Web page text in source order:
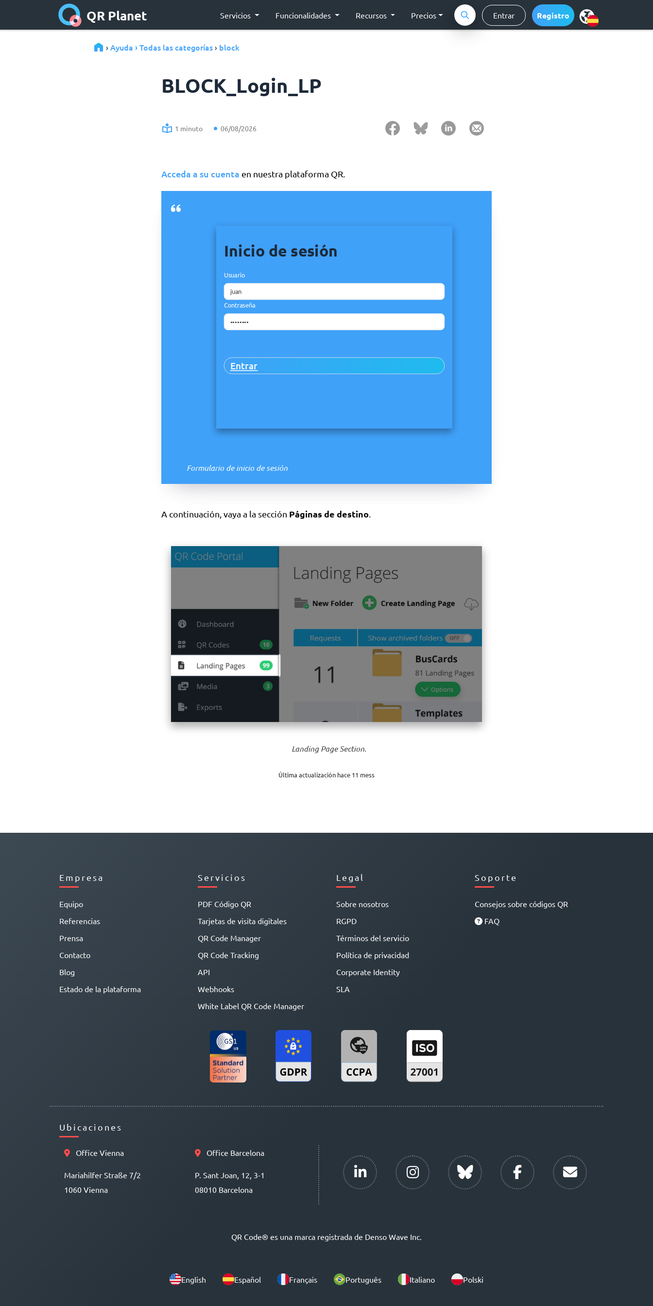
QR Planet Servicios Funcionalidades Recursos Precios Entrar Registro
› Ayuda › Todas las categorías › block
BLOCK_Login_LP
1 minuto 06/08/2026
Acceda a su cuenta en nuestra plataforma QR.
Inicio de sesión
Usuario
Contraseña
Entrar
Formulario de inicio de sesión
A continuación, vaya a la sección Páginas de destino.
Landing Page Section.
Última actualización hace 11 mess
Empresa
Equipo
Referencias
Prensa
Contacto
Blog
Estado de la plataforma
Servicios
PDF Código QR
Tarjetas de visita digitales
QR Code Manager
QR Code Tracking
API
Webhooks
White Label QR Code Manager
Legal
Sobre nosotros
RGPD
Términos del servicio
Política de privacidad
Corporate Identity
SLA
Soporte
Consejos sobre códigos QR
FAQ
Ubicaciones
Office Vienna
Mariahilfer Straße 7/2
1060 Vienna
Office Barcelona
P. Sant Joan, 12, 3-1
08010 Barcelona
QR Code® es una marca registrada de Denso Wave Inc.
English Español Français Português Italiano Polski